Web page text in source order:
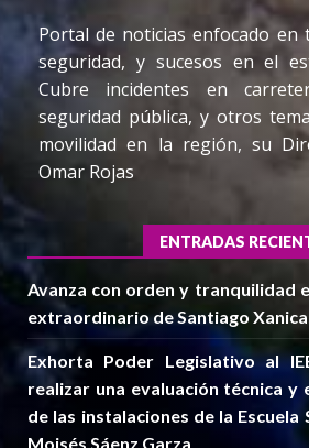
Portal de noticias enfocado en
seguridad, y sucesos en el
Cubre incidentes en
seguridad pública, y otros
movilidad en la región, su
Omar Rojas
ENTRADAS
Avanza con orden y tranquilidad
extraordinario de Santiago
Exhorta Poder Legislativo al
realizar una evaluación técnica
de las instalaciones de la Escuela
Moisés Sáenz Garza